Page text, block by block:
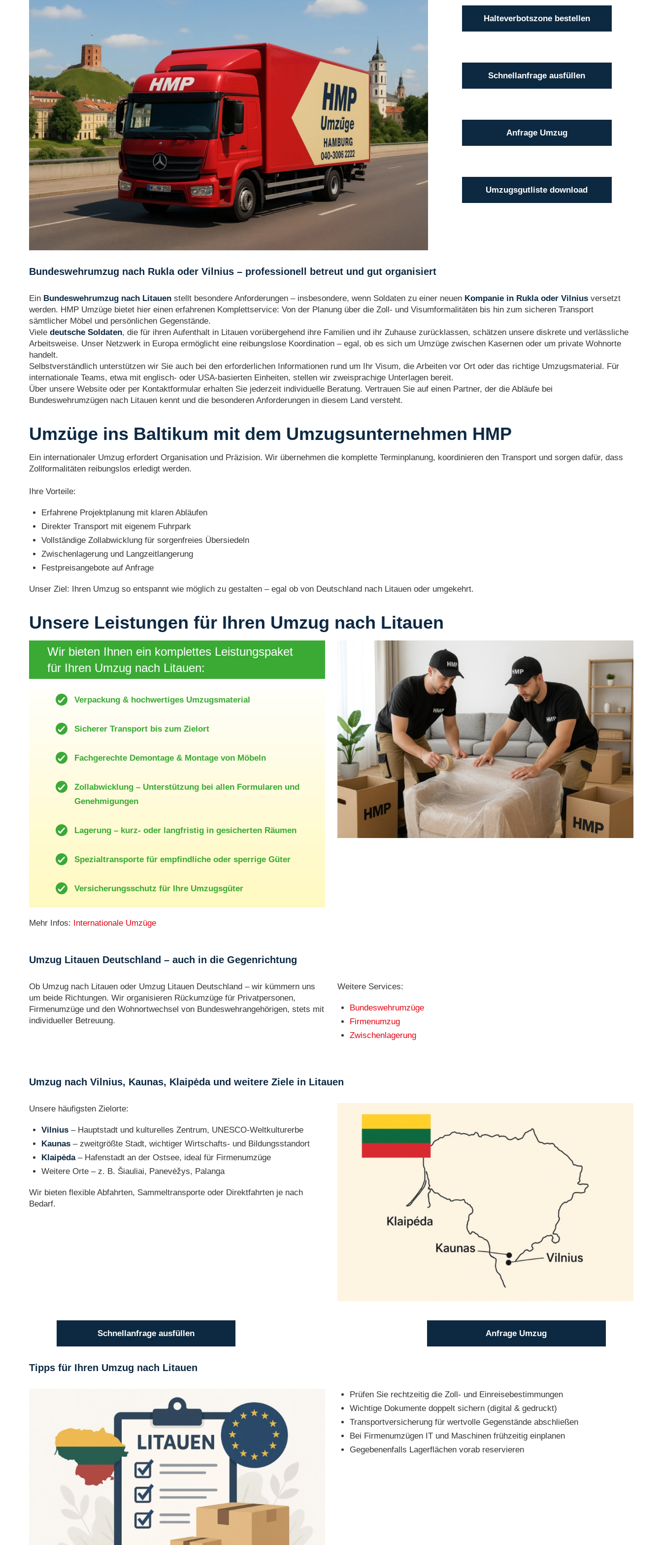
Halteverbotszone bestellen
Schnellanfrage ausfüllen
Anfrage Umzug
Umzugsgutliste download
Bundeswehrumzug nach Rukla oder Vilnius – professionell betreut und gut organisiert
Ein Bundeswehrumzug nach Litauen stellt besondere Anforderungen – insbesondere, wenn Soldaten zu einer neuen Kompanie in Rukla oder Vilnius versetzt
werden. HMP Umzüge bietet hier einen erfahrenen Komplettservice: Von der Planung über die Zoll- und Visumformalitäten bis hin zum sicheren Transport
sämtlicher Möbel und persönlichen Gegenstände.
Viele deutsche Soldaten, die für ihren Aufenthalt in Litauen vorübergehend ihre Familien und ihr Zuhause zurücklassen, schätzen unsere diskrete und verlässliche
Arbeitsweise. Unser Netzwerk in Europa ermöglicht eine reibungslose Koordination – egal, ob es sich um Umzüge zwischen Kasernen oder um private Wohnorte
handelt.
Selbstverständlich unterstützen wir Sie auch bei den erforderlichen Informationen rund um Ihr Visum, die Arbeiten vor Ort oder das richtige Umzugsmaterial. Für
internationale Teams, etwa mit englisch- oder USA-basierten Einheiten, stellen wir zweisprachige Unterlagen bereit.
Über unsere Website oder per Kontaktformular erhalten Sie jederzeit individuelle Beratung. Vertrauen Sie auf einen Partner, der die Abläufe bei
Bundeswehrumzügen nach Litauen kennt und die besonderen Anforderungen in diesem Land versteht.
Umzüge ins Baltikum mit dem Umzugsunternehmen HMP
Ein internationaler Umzug erfordert Organisation und Präzision. Wir übernehmen die komplette Terminplanung, koordinieren den Transport und sorgen dafür, dass
Zollformalitäten reibungslos erledigt werden.
Ihre Vorteile:
Erfahrene Projektplanung mit klaren Abläufen
Direkter Transport mit eigenem Fuhrpark
Vollständige Zollabwicklung für sorgenfreies Übersiedeln
Zwischenlagerung und Langzeitlangerung
Festpreisangebote auf Anfrage
Unser Ziel: Ihren Umzug so entspannt wie möglich zu gestalten – egal ob von Deutschland nach Litauen oder umgekehrt.
Unsere Leistungen für Ihren Umzug nach Litauen
Wir bieten Ihnen ein komplettes Leistungspaket
für Ihren Umzug nach Litauen:
Verpackung & hochwertiges Umzugsmaterial
Sicherer Transport bis zum Zielort
Fachgerechte Demontage & Montage von Möbeln
Zollabwicklung – Unterstützung bei allen Formularen und
Genehmigungen
Lagerung – kurz- oder langfristig in gesicherten Räumen
Spezialtransporte für empfindliche oder sperrige Güter
Versicherungsschutz für Ihre Umzugsgüter
Mehr Infos: Internationale Umzüge
Umzug Litauen Deutschland – auch in die Gegenrichtung
Ob Umzug nach Litauen oder Umzug Litauen Deutschland – wir kümmern uns
um beide Richtungen. Wir organisieren Rückumzüge für Privatpersonen,
Firmenumzüge und den Wohnortwechsel von Bundeswehrangehörigen, stets mit
individueller Betreuung.
Weitere Services:
Bundeswehrumzüge
Firmenumzug
Zwischenlagerung
Umzug nach Vilnius, Kaunas, Klaipėda und weitere Ziele in Litauen
Unsere häufigsten Zielorte:
Vilnius – Hauptstadt und kulturelles Zentrum, UNESCO-Weltkulturerbe
Kaunas – zweitgrößte Stadt, wichtiger Wirtschafts- und Bildungsstandort
Klaipėda– Hafenstadt an der Ostsee, ideal für Firmenumzüge
Weitere Orte – z. B. Šiauliai, Panevėžys, Palanga
Wir bieten flexible Abfahrten, Sammeltransporte oder Direktfahrten je nach
Bedarf.
Schnellanfrage ausfüllen Anfrage Umzug
Tipps für Ihren Umzug nach Litauen
Prüfen Sie rechtzeitig die Zoll- und Einreisebestimmungen
Wichtige Dokumente doppelt sichern (digital & gedruckt)
Transportversicherung für wertvolle Gegenstände abschließen
Bei Firmenumzügen IT und Maschinen frühzeitig einplanen
Gegebenenfalls Lagerflächen vorab reservieren